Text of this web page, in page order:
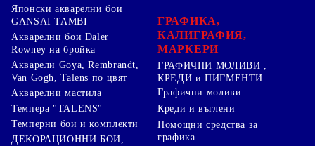
Японски акварелни бои
GANSAI TAMBI
Акварелни бои Daler
Rowney на бройка
Акварели Goya, Rembrandt,
Van Gogh, Talens по цвят
Акварелни мастила
Темпера "TALENS"
Темперни бои и комплекти
ДЕКОРАЦИОННИ БОИ,
ГРАФИКА,
КАЛИГРАФИЯ,
МАРКЕРИ
ГРАФИЧНИ МОЛИВИ ,
КРЕДИ и ПИГМЕНТИ
Графични моливи
Креди и въглени
Помощни средства за
графика